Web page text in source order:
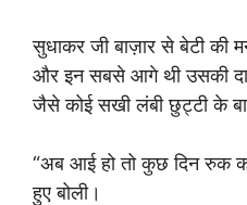
सुधाकर जी बाज़ार से बेटी की
और इन सबसे आगे थी उसकी
जैसे कोई सखी लंबी छुट्टी के
“अब आई हो तो कुछ दिन रुक
हुए बोली।